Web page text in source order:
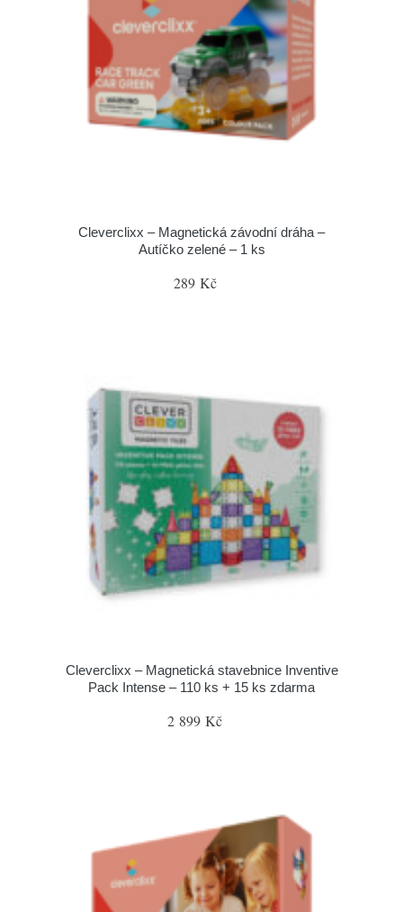
Cleverclixx – Magnetická závodní dráha –
Autíčko zelené – 1 ks
289 Kč
Cleverclixx – Magnetická stavebnice Inventive
Pack Intense – 110 ks + 15 ks zdarma
2 899 Kč